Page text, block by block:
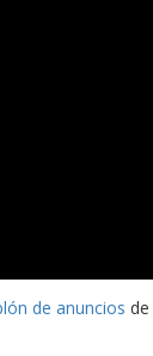
de anuncios de